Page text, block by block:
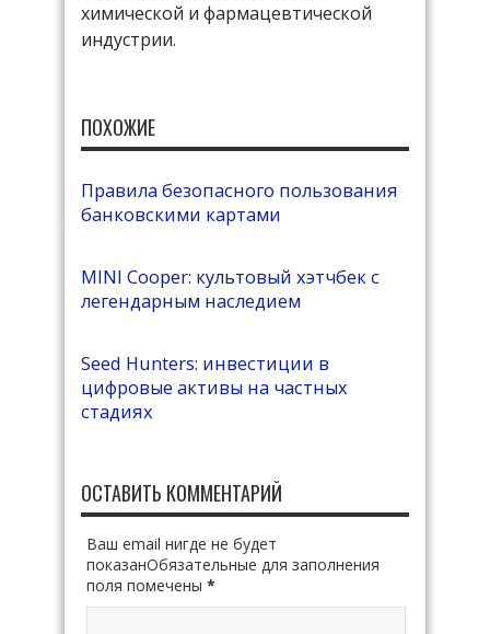
химической и фармацевтической
индустрии.
ПОХОЖИЕ
Правила безопасного пользования
банковскими картами
MINI Cooper: культовый хэтчбек с
легендарным наследием
Seed Hunters: инвестиции в
цифровые активы на частных
стадиях
ОСТАВИТЬ КОММЕНТАРИЙ
Ваш email нигде не будет
показанОбязательные для заполнения
поля помечены *